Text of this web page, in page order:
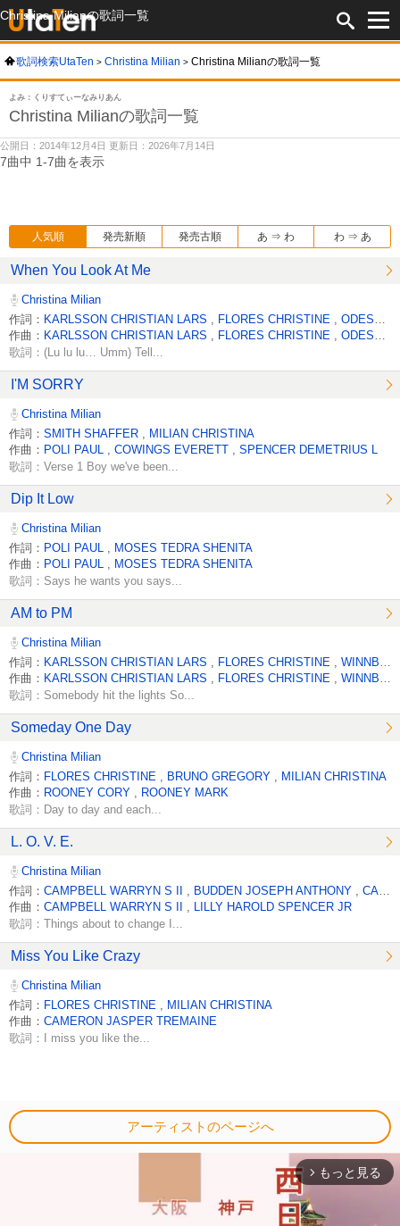
Christina Milianの歌詞一覧
歌詞検索UtaTen Christina Milian Christina Milianの歌詞一覧
よみ：くりすてぃーなみりあん
Christina Milianの歌詞一覧
公開日：2014年12月4日 更新日：2026年7月14日
7曲中 1-7曲を表示
人気順 発売新順 発売古順 あ ⇒ わ わ ⇒ あ
When You Look At Me
Christina Milian
作詞： KARLSSON CHRISTIAN LARS FLORES CHRISTINE
ODESJO FREDRIK MATS
作曲： KARLSSON CHRISTIAN LARS FLORES CHRISTINE ODESJO FREDRIK MATS
歌詞：(Lu lu lu… Umm) Tell...
I'M SORRY
Christina Milian
作詞： SMITH SHAFFER
MILIAN CHRISTINA
作曲： POLI PAUL COWINGS EVERETT SPENCER DEMETRIUS L
歌詞：Verse 1 Boy we've been...
Dip It Low
Christina Milian
作詞： POLI PAUL
MOSES TEDRA SHENITA
作曲： POLI PAUL MOSES TEDRA SHENITA
歌詞：Says he wants you says...
AM to PM
Christina Milian
作詞： KARLSSON CHRISTIAN LARS FLORES CHRISTINE
WINNBERG PONTUS JOHAN
作曲： KARLSSON CHRISTIAN LARS FLORES CHRISTINE WINNBERG PONTUS JOHAN
歌詞：Somebody hit the lights So...
Someday One Day
Christina Milian
作詞： FLORES CHRISTINE BRUNO GREGORY
MILIAN CHRISTINA
作曲： ROONEY CORY ROONEY MARK
歌詞：Day to day and each...
L. O. V. E.
Christina Milian
作詞： CAMPBELL WARRYN S II BUDDEN JOSEPH ANTHONY
CAMPBELL JOI NICOLE
作曲： CAMPBELL WARRYN S II LILLY HAROLD SPENCER JR
歌詞：Things about to change I...
Miss You Like Crazy
Christina Milian
作詞： FLORES CHRISTINE
MILIAN CHRISTINA
作曲： CAMERON JASPER TREMAINE
歌詞：I miss you like the...
アーティストのページへ
arrow_forward_ios もっと見る